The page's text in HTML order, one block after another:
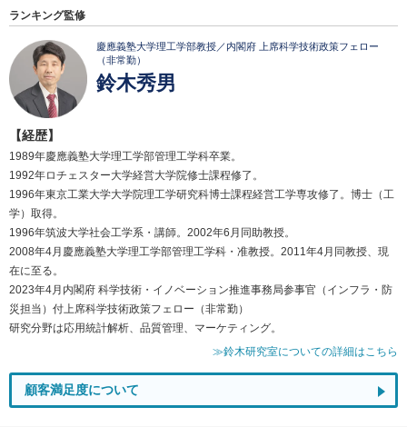
ランキング監修
慶應義塾大学理工学部教授／内閣府 上席科学技術政策フェロー
（非常勤）
鈴木秀男
【経歴】
1989年慶應義塾大学理工学部管理工学科卒業。
1992年ロチェスター大学経営大学院修士課程修了。
1996年東京工業大学大学院理工学研究科博士課程経営工学専攻修了。博士（工
学）取得。
1996年筑波大学社会工学系・講師。2002年6月同助教授。
2008年4月慶應義塾大学理工学部管理工学科・准教授。2011年4月同教授、現
在に至る。
2023年4月内閣府 科学技術・イノベーション推進事務局参事官（インフラ・防
災担当）付上席科学技術政策フェロー（非常勤）
研究分野は応用統計解析、品質管理、マーケティング。
≫鈴木研究室についての詳細はこちら
顧客満足度について